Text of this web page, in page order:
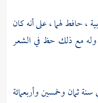
، حافط لهما ، على أنه كان
مع ذلك حظ في الشعر
سنة ثمان وخمسين وأربعمائة